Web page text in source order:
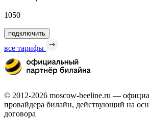
1050
подключить
все тарифы
© 2012-2026 moscow-beeline.ru —
провайдера билайн, действующий на
договора